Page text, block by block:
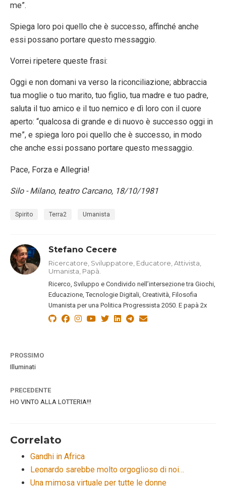
me”.
Spiega loro poi quello che è successo, affinché anche
essi possano portare questo messaggio.
Vorrei ripetere queste frasi:
Oggi e non domani va verso la riconciliazione; abbraccia
tua moglie o tuo marito, tuo figlio, tua madre e tuo padre,
saluta il tuo amico e il tuo nemico e dì loro con il cuore
aperto: “qualcosa di grande e di nuovo è successo oggi in
me”, e spiega loro poi quello che è successo, in modo
che anche essi possano portare questo messaggio.
Pace, Forza e Allegria!
Silo - Milano, teatro Carcano, 18/10/1981
Spirito Terra2 Umanista
Stefano Cecere
Ricercatore, Sviluppatore, Educatore, Attivista,
Umanista, Papà.
Ricerco, Sviluppo e Condivido nell’intersezione tra Giochi,
Educazione, Tecnologie Digitali, Creatività, Filosofia
Umanista per una Politica Progressista 2050. E papà 2x
PROSSIMO
Illuminati
PRECEDENTE
HO VINTO ALLA LOTTERIA!!!
Correlato
Gandhi in Africa
Leonardo sarebbe molto orgoglioso di noi…
Una mimosa virtuale per tutte le donne